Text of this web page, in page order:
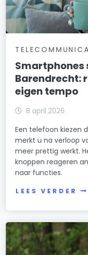
Smartphones
Barendrecht:
eigen tempo
8 april 2026
Een telefoon kiezen
merkt u na verloop
meer prettig werkt.
knoppen reageren
naar functies.
LEES VERDER